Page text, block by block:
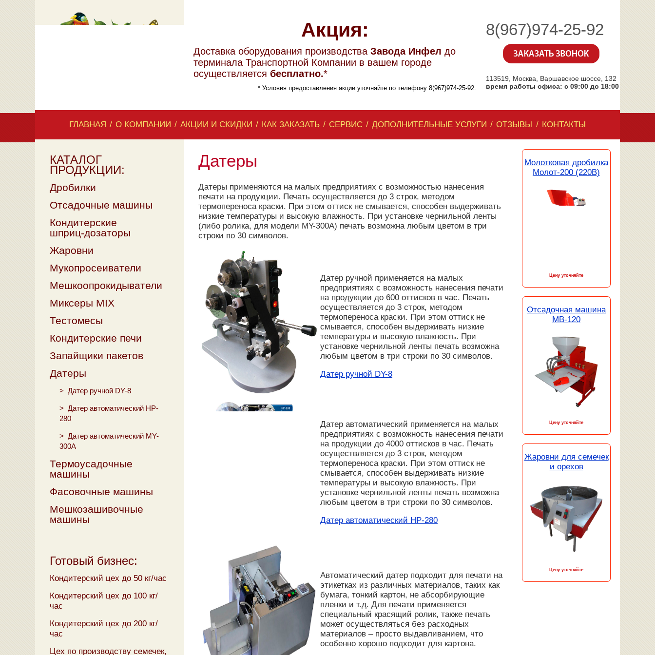
Акция:
Доставка оборудования производства Завода Инфел до
терминала Транспортной Компании в вашем городе
осуществляется бесплатно.*
* Условия предоставления акции уточняйте по телефону 8(967)974-25-92.
8(967)974-25-92
113519, Москва, Варшавское шоссе, 132
время работы офиса: с 09:00 до 18:00
ГЛАВНАЯ / О КОМПАНИИ / АКЦИИ И СКИДКИ / КАК ЗАКАЗАТЬ / СЕРВИС / ДОПОЛНИТЕЛЬНЫЕ УСЛУГИ / ОТЗЫВЫ / КОНТАКТЫ
КАТАЛОГ
ПРОДУКЦИИ:
Дробилки
Отсадочные машины
Кондитерские
шприц-дозаторы
Жаровни
Мукопросеиватели
Мешкоопрокидыватели
Миксеры MIX
Тестомесы
Кондитерские печи
Запайщики пакетов
Датеры
> Датер ручной DY-8
> Датер автоматический HP-
280
> Датер автоматический MY-
300A
Термоусадочные
машины
Фасовочные машины
Мешкозашивочные
машины
Готовый бизнес:
Кондитерский цех до 50 кг/час
Кондитерский цех до 100 кг/
час
Кондитерский цех до 200 кг/
час
Цех по производству семечек,
Датеры
Датеры применяются на малых предприятиях с возможностью нанесения
печати на продукции. Печать осуществляется до 3 строк, методом
термопереноса краски. При этом оттиск не смывается, способен выдерживать
низкие температуры и высокую влажность. При установке чернильной ленты
(либо ролика, для модели MY-300A) печать возможна любым цветом в три
строки по 30 символов.
Датер ручной применяется на малых
предприятиях с возможность нанесения печати
на продукции до 600 оттисков в час. Печать
осуществляется до 3 строк, методом
термопереноса краски. При этом оттиск не
смывается, способен выдерживать низкие
температуры и высокую влажность. При
установке чернильной ленты печать возможна
любым цветом в три строки по 30 символов.
Датер ручной DY-8
Датер автоматический применяется на малых
предприятиях с возможность нанесения печати
на продукции до 4000 оттисков в час. Печать
осуществляется до 3 строк, методом
термопереноса краски. При этом оттиск не
смывается, способен выдерживать низкие
температуры и высокую влажность. При
установке чернильной ленты печать возможна
любым цветом в три строки по 30 символов.
Датер автоматический HP-280
Автоматический датер подходит для печати на
этикетках из различных материалов, таких как
бумага, тонкий картон, не абсорбирующие
пленки и т.д. Для печати применяется
специальный красящий ролик, также печать
может осуществляться без расходных
материалов – просто выдавливанием, что
особенно хорошо подходит для картона.
Молотковая дробилка
Молот-200 (220В)
Цену уточняйте
Отсадочная машина
MB-120
Цену уточняйте
Жаровни для семечек
и орехов
Цену уточняйте